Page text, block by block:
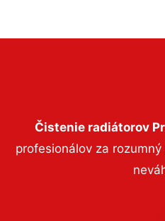
Čistenie radiátorov
profesionálov za